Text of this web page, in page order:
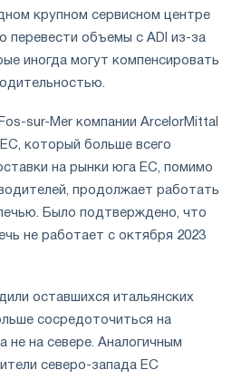
крупном сервисном центре
перевести объемы с ADI из-за
иногда могут компенсировать
sur-Mer компании ArcelorMittal
который больше всего
на рынки юга ЕС, помимо
продолжает работать
Было подтверждено, что
не работает с октября 2023
оставшихся итальянских
сосредоточиться на
не на севере. Аналогичным
северо-запада ЕС